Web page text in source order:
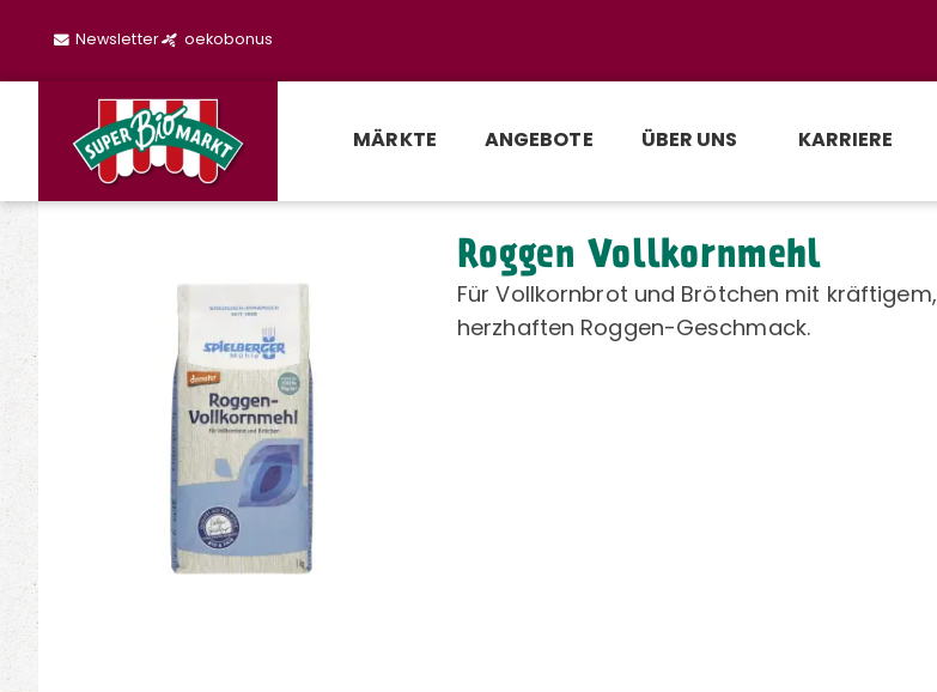
Newsletter oekobonus
MÄRKTE ANGEBOTE ÜBER UNS KARRIERE
Roggen Vollkornmehl
Für Vollkornbrot und Brötchen mit kräftigem,
herzhaften Roggen-Geschmack.